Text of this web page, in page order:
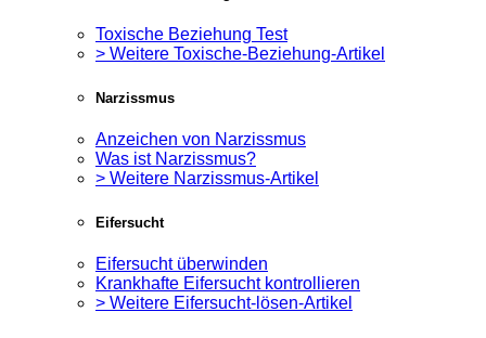
Toxische Beziehung Test
> Weitere Toxische-Beziehung-Artikel
Narzissmus
Anzeichen von Narzissmus
Was ist Narzissmus?
> Weitere Narzissmus-Artikel
Eifersucht
Eifersucht überwinden
Krankhafte Eifersucht kontrollieren
> Weitere Eifersucht-lösen-Artikel